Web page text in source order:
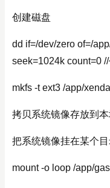
创建磁盘
dd if=/dev/zero of=/
seek=1024k count=0
mkfs -t ext3 /app/
拷贝系统镜像存放到
把系统镜像挂在某个
mount -o loop /app/